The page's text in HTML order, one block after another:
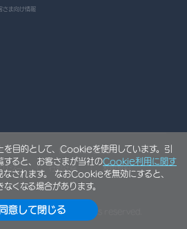
さま向け情報
ポリシー 個人情報保護方針
利用規約
サイトマップ
Co., Ltd. All rights reserved.
を目的として、Cookieを使用しています。引
すると、お客さまが当社のCookie利用に関す
なされます。 なおCookieを無効にすると、
くなる場合があります。
同意して閉じる